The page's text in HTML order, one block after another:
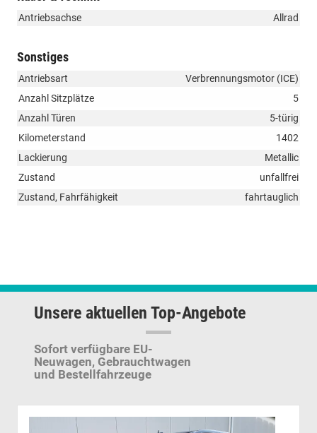
Antriebsachse Allrad
Sonstiges
Antriebsart
Verbrennungsmotor (ICE)
Anzahl Sitzplätze
5
Anzahl Türen
5-türig
Kilometerstand
1402
Lackierung
Metallic
Zustand
unfallfrei
Zustand, Fahrfähigkeit
fahrtauglich
Unsere aktuellen Top-Angebote
Sofort verfügbare EU-
Neuwagen, Gebrauchtwagen
und Bestellfahrzeuge